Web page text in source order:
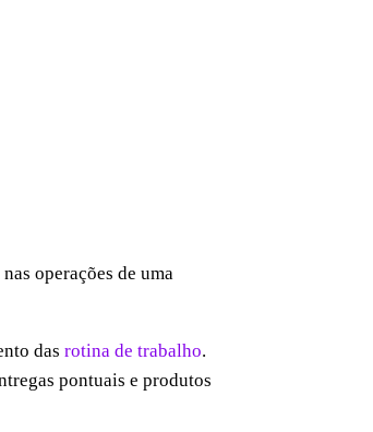
operações de uma
das rotina de trabalho.
pontuais e produtos